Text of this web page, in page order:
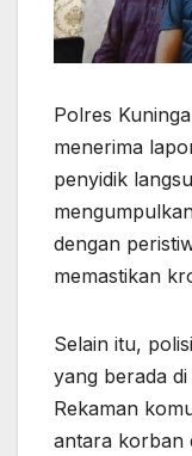
Polres
menerima
penyidik
dengan
memastikan
Selain itu,
yang berada
Rekaman
antara korban